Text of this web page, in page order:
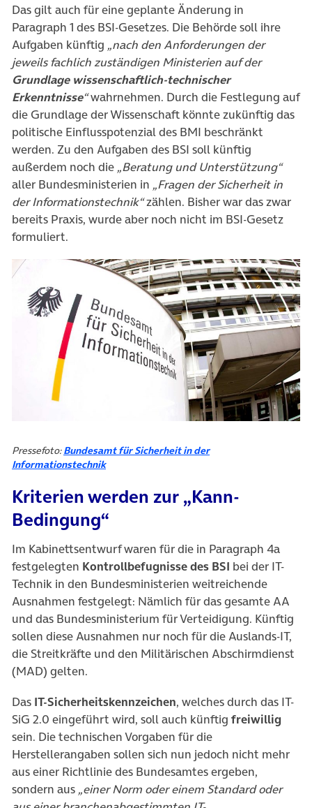
Das gilt auch für eine geplante Änderung in
Paragraph 1 des BSI-Gesetzes. Die Behörde soll ihre
Aufgaben künftig „nach den Anforderungen der
jeweils fachlich zuständigen Ministerien auf der
Grundlage wissenschaftlich-technischer
Erkenntnisse“wahrnehmen. Durch die Festlegung auf
die Grundlage der Wissenschaft könnte zukünftig das
politische Einflusspotenzial des BMI beschränkt
werden. Zu den Aufgaben des BSI soll künftig
außerdem noch die „Beratung und Unterstützung“
aller Bundesministerien in „Fragen der Sicherheit in
der Informationstechnik“zählen. Bisher war das zwar
bereits Praxis, wurde aber noch nicht im BSI-Gesetz
formuliert.
Pressefoto:Bundesamt für Sicherheit in der
Informationstechnik
Kriterien werden zur „Kann-
Bedingung“
Im Kabinettsentwurf waren für die in Paragraph 4a
festgelegten Kontrollbefugnisse des BSI bei der IT-
Technik in den Bundesministerien weitreichende
Ausnahmen festgelegt: Nämlich für das gesamte AA
und das Bundesministerium für Verteidigung. Künftig
sollen diese Ausnahmen nur noch für die Auslands-IT,
die Streitkräfte und den Militärischen Abschirmdienst
(MAD) gelten.
Das IT-Sicherheitskennzeichen, welches durch das IT-
SiG 2.0 eingeführt wird, soll auch künftig freiwillig
sein. Die technischen Vorgaben für die
Herstellerangaben sollen sich nun jedoch nicht mehr
aus einer Richtlinie des Bundesamtes ergeben,
sondern aus „einer Norm oder einem Standard oder